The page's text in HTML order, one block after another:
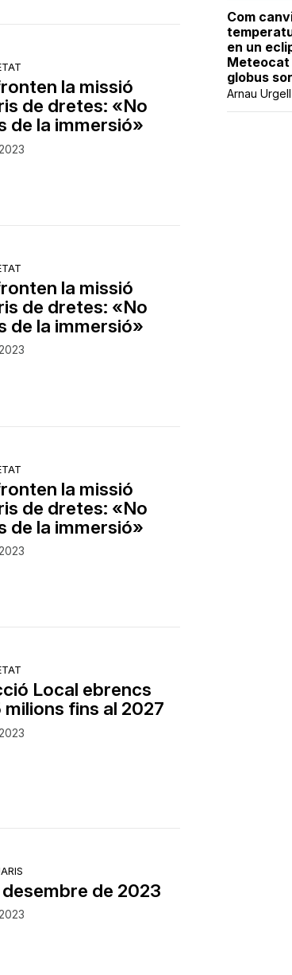
la missió
de dretes: «No
de la immersió»
la missió
de dretes: «No
de la immersió»
la missió
de dretes: «No
de la immersió»
Local ebrencs
fins al 2027
de 2023
Com
en un
globus
Arnau